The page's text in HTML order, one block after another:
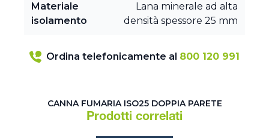
Materiale
isolamento
Lana minerale ad alta
densità spessore 25 mm
Ordina telefonicamente al 800 120 991
CANNA FUMARIA ISO25 DOPPIA PARETE
Prodotti correlati